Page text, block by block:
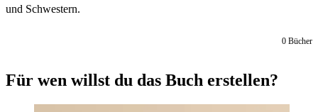
und Schwestern.
0 Bücher
Für wen willst du das Buch erstellen?